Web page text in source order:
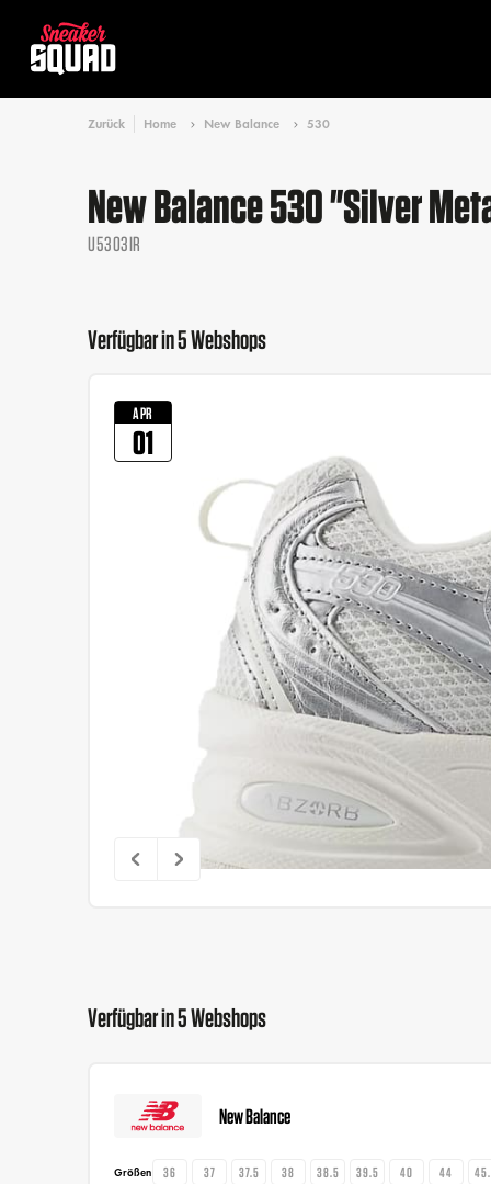
Zurück Home New Balance 530
New Balance 530 "Silver
U5303IR
Verfügbar in 5 Webshops
APR
01
Verfügbar in 5 Webshops
New Balance
Größen 36 37 37.5 38 38.5 39.5 40 44